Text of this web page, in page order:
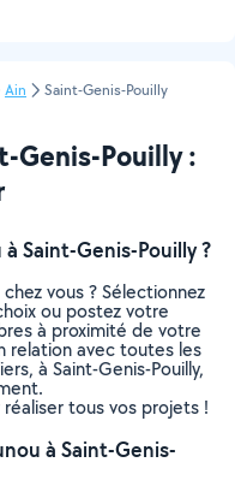
Ain Saint-Genis-Pouilly
Genis-Pouilly :
Saint-Genis-Pouilly ?
vous ? Sélectionnez
ou postez votre
à proximité de votre
relation avec toutes les
à Saint-Genis-Pouilly,
tous vos projets !
à Saint-Genis-